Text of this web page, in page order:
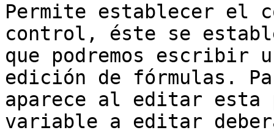
Permite establecer el
control, éste se
que podremos escribir
edición de fórmulas.
aparece al editar esta
variable a editar